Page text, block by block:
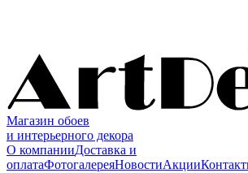
Магазин обоев
и интерьерного декора
О компанииДоставка и
оплатаФотогалереяНовостиАкции